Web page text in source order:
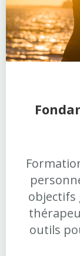
objectifs
outils